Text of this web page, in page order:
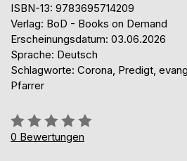
ISBN-13: 9783695714209
Verlag: BoD - Books on Demand
Erscheinungsdatum: 03.06.2026
Sprache: Deutsch
Schlagworte: Corona, Predigt,
Pfarrer
Bewertung::
0%
0 Bewertungen